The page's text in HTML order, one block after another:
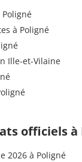
à Poligné
Ille-et-Vilaine
officiels à
2026 à Poligné